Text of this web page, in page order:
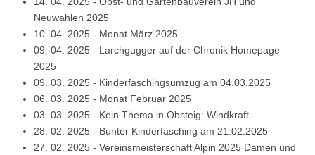
Neuwahlen 2025
10. 04. 2025 - Monat März 2025
09. 04. 2025 - Larchgugger auf der Chronik Homepage
2025
09. 03. 2025 - Kinderfaschingsumzug am 04.03.2025
06. 03. 2025 - Monat Februar 2025
03. 03. 2025 - Kein Thema in Obsteig: Windkraft
28. 02. 2025 - Bunter Kinderfasching am 21.02.2025
27. 02. 2025 - Vereinsmeisterschaft Alpin 2025 Damen und